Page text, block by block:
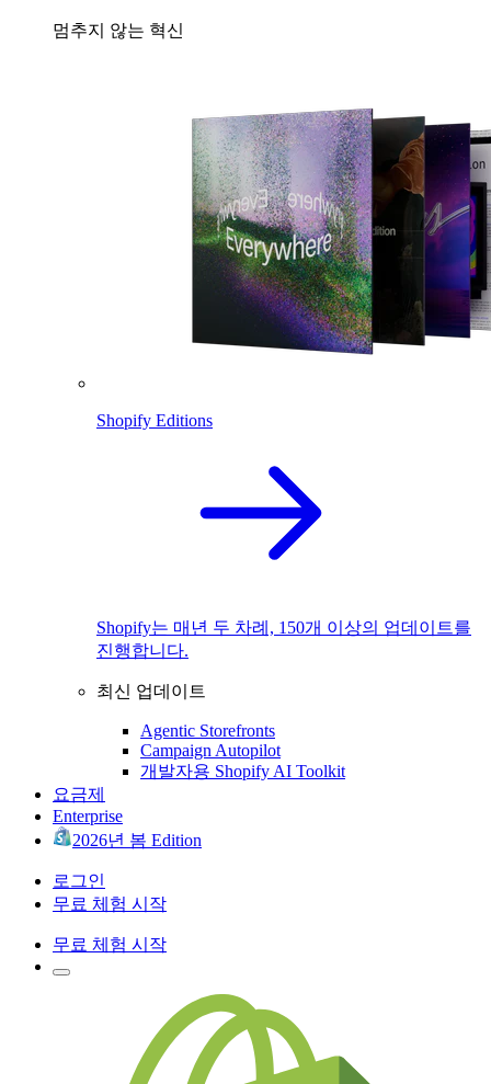
멈추지 않는 혁신
Shopify Editions
Shopify는 매년 두 차례, 150개 이상의 업데이트를
진행합니다.
최신 업데이트
Agentic Storefronts
Campaign Autopilot
개발자용 Shopify AI Toolkit
요금제
Enterprise
2026년 봄 Edition
로그인
무료 체험 시작
무료 체험 시작